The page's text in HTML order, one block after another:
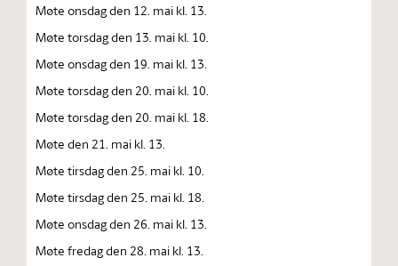
Møte onsdag den 12. mai kl. 13.
Møte torsdag den 13. mai kl. 10.
Møte onsdag den 19. mai kl. 13.
Møte torsdag den 20. mai kl. 10.
Møte torsdag den 20. mai kl. 18.
Møte den 21. mai kl. 13.
Møte tirsdag den 25. mai kl. 10.
Møte tirsdag den 25. mai kl. 18.
Møte onsdag den 26. mai kl. 13.
Møte fredag den 28. mai kl. 13.